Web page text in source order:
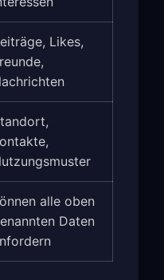
Likes,
alle oben
Daten